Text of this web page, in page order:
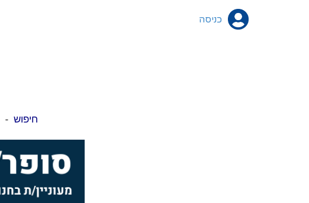
כניסה
חיפוש -